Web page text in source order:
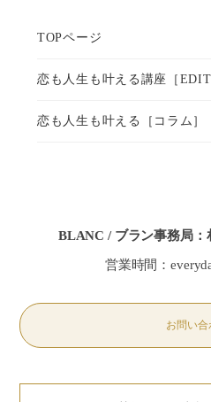
BLANC / ブラン事務局：
営業時間：
お問い